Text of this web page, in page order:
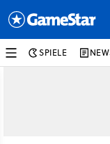
SPIELE